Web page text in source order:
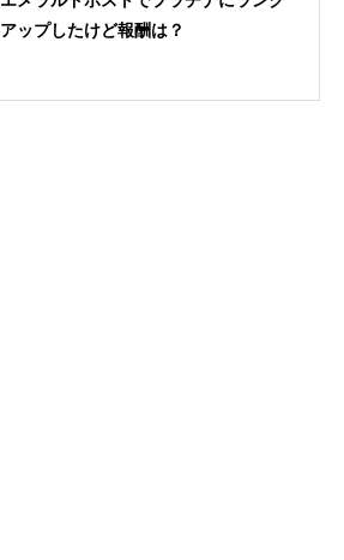
アップしたけど報酬は？